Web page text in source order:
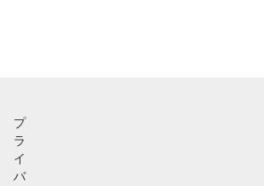
プ
ラ
イ
バ